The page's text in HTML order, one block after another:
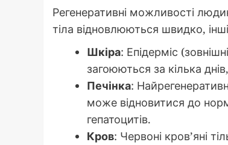
Регенеративні можливості
тіла відновлюються швидко,
Шкіра: Епідерміс
загоюються за кілька
Печінка:
може відновитися до
гепатоцитів.
Кров: Червоні кров’яні